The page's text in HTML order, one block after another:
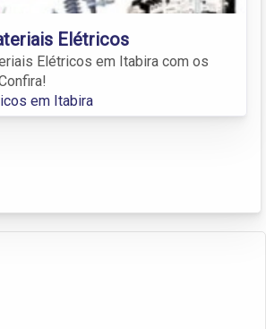
Elétricos
Elétricos em Itabira com os
em Itabira